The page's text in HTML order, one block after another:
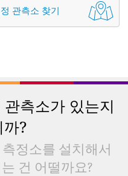
관측소 찾기
측소가 있는지
?
정소를 설치해서
건 어떨까요?